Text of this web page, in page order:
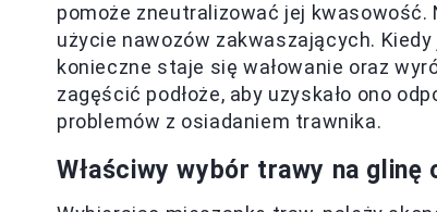
pomoże zneutralizować jej
użycie nawozów zakwaszających.
konieczne staje się wałowanie oraz
zagęścić podłoże, aby uzyskało ono
problemów z osiadaniem trawnika.
Właściwy wybór trawy na